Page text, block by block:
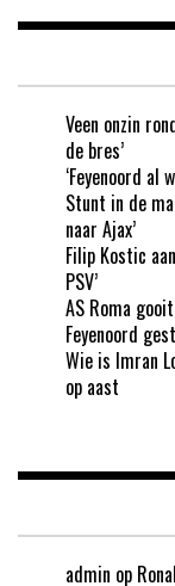
Veen onzin
de bres’
‘Feyenoord al
Stunt in de
naar Ajax’
Filip Kostic
PSV’
AS Roma
Feyenoord
Wie is Imran
op aast
admin op